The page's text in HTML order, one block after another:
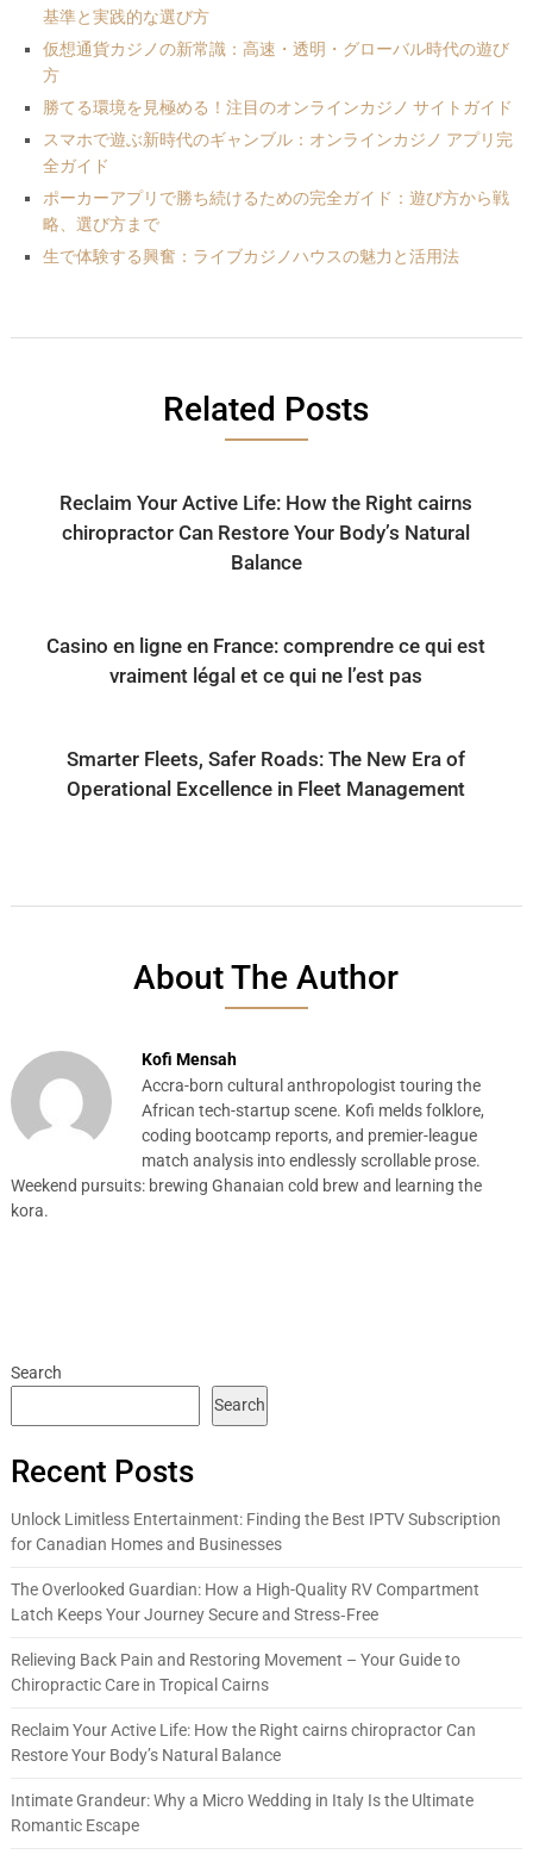
基準と実践的な選び方
仮想通貨カジノの新常識：高速・透明・グローバル時代の遊び
方
勝てる環境を見極める！注目のオンラインカジノ サイトガイド
スマホで遊ぶ新時代のギャンブル：オンラインカジノ アプリ完
全ガイド
ポーカーアプリで勝ち続けるための完全ガイド：遊び方から戦
略、選び方まで
生で体験する興奮：ライブカジノハウスの魅力と活用法
Related Posts
Reclaim Your Active Life: How the Right cairns
chiropractor Can Restore Your Body’s Natural
Balance
Casino en ligne en France: comprendre ce qui est
vraiment légal et ce qui ne l’est pas
Smarter Fleets, Safer Roads: The New Era of
Operational Excellence in Fleet Management
About The Author
Kofi Mensah
Accra-born cultural anthropologist touring the
African tech-startup scene. Kofi melds folklore,
coding bootcamp reports, and premier-league
match analysis into endlessly scrollable prose.
Weekend pursuits: brewing Ghanaian cold brew and learning the
kora.
Search
Search
Recent Posts
Unlock Limitless Entertainment: Finding the Best IPTV Subscription
for Canadian Homes and Businesses
The Overlooked Guardian: How a High-Quality RV Compartment
Latch Keeps Your Journey Secure and Stress‑Free
Relieving Back Pain and Restoring Movement – Your Guide to
Chiropractic Care in Tropical Cairns
Reclaim Your Active Life: How the Right cairns chiropractor Can
Restore Your Body’s Natural Balance
Intimate Grandeur: Why a Micro Wedding in Italy Is the Ultimate
Romantic Escape